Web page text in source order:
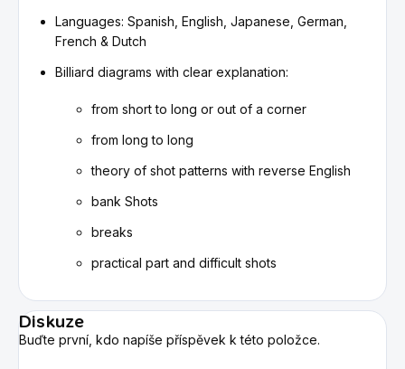
Languages: Spanish, English, Japanese, German,
French & Dutch
Billiard diagrams with clear explanation:
from short to long or out of a corner
from long to long
theory of shot patterns with reverse English
bank Shots
breaks
practical part and difficult shots
Diskuze
Buďte první, kdo napíše příspěvek k této položce.